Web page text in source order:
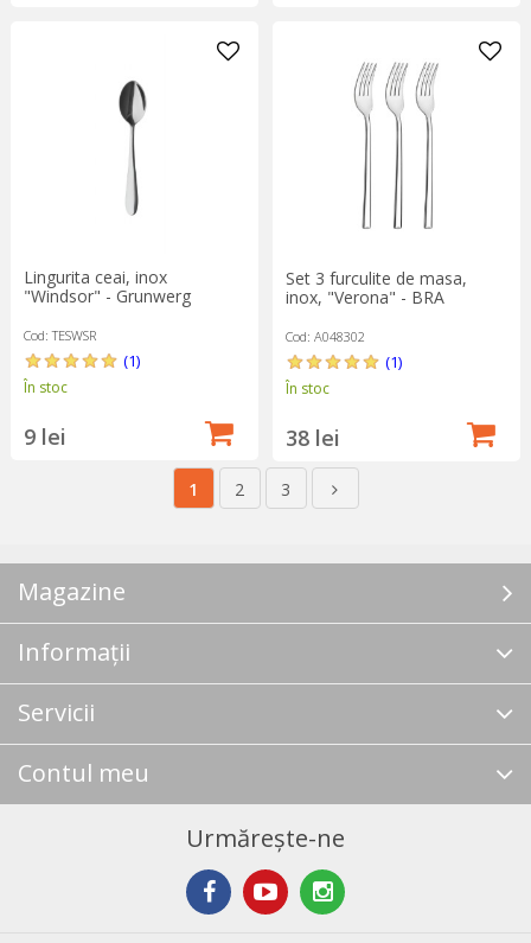
Lingurita ceai, inox
"Windsor" - Grunwerg
Cod: TESWSR
(1)
În stoc
9 lei
Set 3 furculite de masa,
inox, "Verona" - BRA
Cod: A048302
(1)
În stoc
38 lei
1 2 3
Magazine
Informații
Servicii
Contul meu
Urmărește-ne